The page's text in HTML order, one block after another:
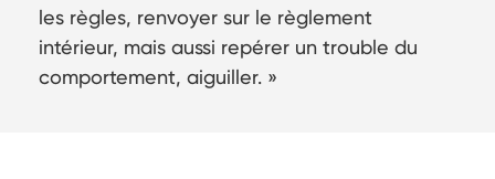
les règles, renvoyer sur le règlement
intérieur, mais aussi repérer un trouble du
comportement, aiguiller. »